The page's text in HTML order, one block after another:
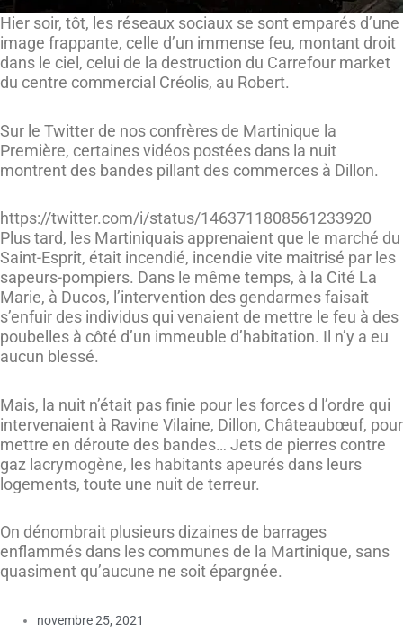
Hier soir, tôt, les réseaux sociaux se sont emparés d’une
image frappante, celle d’un immense feu, montant droit
dans le ciel, celui de la destruction du Carrefour market
du centre commercial Créolis, au Robert.
Sur le Twitter de nos confrères de Martinique la
Première, certaines vidéos postées dans la nuit
montrent des bandes pillant des commerces à Dillon.
https://twitter.com/i/status/1463711808561233920
Plus tard, les Martiniquais apprenaient que le marché du
Saint-Esprit, était incendié, incendie vite maitrisé par les
sapeurs-pompiers. Dans le même temps, à la Cité La
Marie, à Ducos, l’intervention des gendarmes faisait
s’enfuir des individus qui venaient de mettre le feu à des
poubelles à côté d’un immeuble d’habitation. Il n’y a eu
aucun blessé.
Mais, la nuit n’était pas finie pour les forces d l’ordre qui
intervenaient à Ravine Vilaine, Dillon, Châteaubœuf, pour
mettre en déroute des bandes… Jets de pierres contre
gaz lacrymogène, les habitants apeurés dans leurs
logements, toute une nuit de terreur.
On dénombrait plusieurs dizaines de barrages
enflammés dans les communes de la Martinique, sans
quasiment qu’aucune ne soit épargnée.
novembre 25, 2021